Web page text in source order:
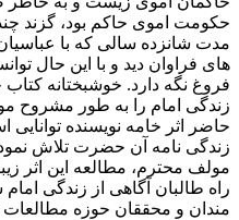
حکومت اموی حاکم بود، گزند
مدت شانزده سالی که با
های فراوان دید و با این حال
فروغ نگه دارد. خوشبختانه
زندگی امام را به طور مشروح
حاضر اثر خامه نویسنده
زندگی نامه آن حضرت تلاش
مولف محترم، مطالعه این اثر
راه طالبان آگاهی از زندگی
مندان و محققان حوزه مطالعات